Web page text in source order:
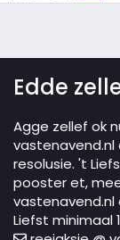
Edde
Agge zellef ok
resolusie. 't
pooster et,
vastenavend.nl
Liefst minimaal